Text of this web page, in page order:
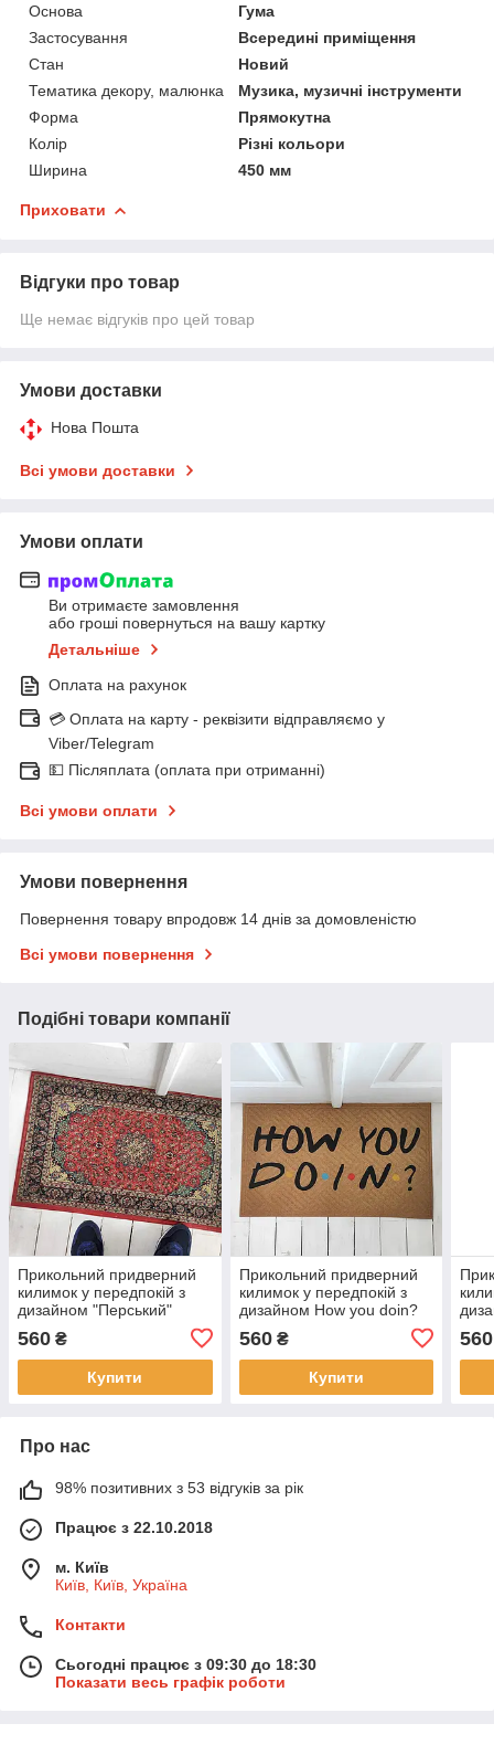
Основа
Гума
Застосування
Всередині приміщення
Стан
Новий
Тематика декору, малюнка
Музика, музичні інструменти
Форма
Прямокутна
Колір
Різні кольори
Ширина
450 мм
Приховати
Відгуки про товар
Ще немає відгуків про цей товар
Умови доставки
Нова Пошта
Всі умови доставки
Умови оплати
Ви отримаєте замовлення
або гроші повернуться на вашу картку
Детальніше
Оплата на рахунок
💳 Оплата на карту - реквізити відправляємо у
Viber/Telegram
💵 Післяплата (оплата при отриманні)
Всі умови оплати
Умови повернення
Повернення товару впродовж 14 днів за домовленістю
Всі умови повернення
Подібні товари компанії
Прикольний придверний
килимок у передпокій з
дизайном "Перський"
560 ₴
Купити
Прикольний придверний
килимок у передпокій з
дизайном How you doin?
560₴
Купити
560
Про нас
98% позитивних з 53 відгуків за рік
Працює з 22.10.2018
м. Київ
Київ, Київ, Україна
Контакти
Сьогодні працює з 09:30 до 18:30
Показати весь графік роботи